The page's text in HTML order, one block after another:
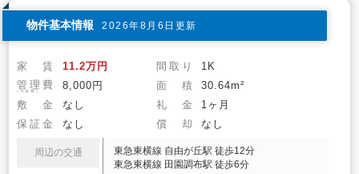
物件基本情報 2026年8月6日更新
家 賃 11.2万円 間取り
1K
管理費
(共益費) 8,000円 面 積
30.64m²
敷 金
なし 礼 金
1ヶ月
保証金
なし 償 却 なし
周辺の交通
東急東横線 自由が丘駅 徒歩12分
東急東横線 田園調布駅 徒歩6分